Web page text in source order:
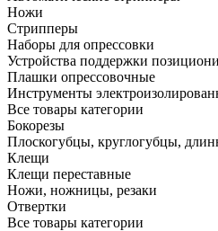
Ножи
Стрипперы
Наборы для опрессовки
Устройства поддержки
Плашки опрессовочные
Инструменты
Все товары категории
Бокорезы
Плоскогубцы, круглогубцы,
Клещи
Клещи переставные
Ножи, ножницы, резаки
Отвертки
Все товары категории